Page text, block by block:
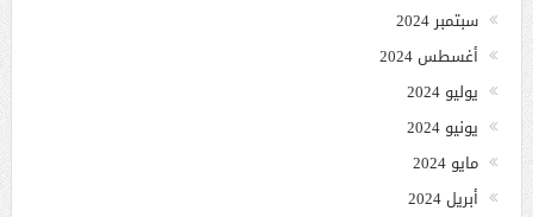
سبتمبر 2024
أغسطس 2024
يوليو 2024
يونيو 2024
مايو 2024
أبريل 2024